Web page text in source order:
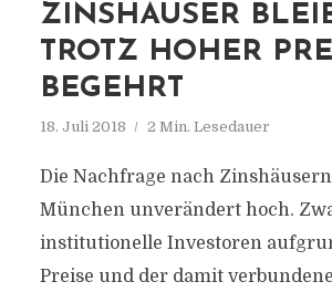
ZINSHÄUSER
TROTZ HOHER
BEGEHRT
18. Juli 2018 2 Min. Lesedauer
Die Nachfrage nach
München unverändert hoch.
institutionelle Investoren
Preise und der damit